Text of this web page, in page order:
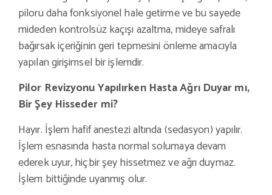
piloru daha fonksiyonel hale getirme ve bu sayede
mideden kontrolsüz kaçışı azaltma, mideye safralı
bağırsak içeriğinin geri tepmesini önleme amacıyla
yapılan girişimsel bir işlemdir.
Pilor Revizyonu Yapılırken Hasta Ağrı Duyar mı,
Bir Şey Hisseder mi?
Hayır. İşlem hafif anestezi altında (sedasyon) yapılır.
İşlem esnasında hasta normal solumaya devam
ederek uyur, hiçbir şey hissetmez ve ağrı duymaz.
İşlem bittiğinde uyanmış olur.